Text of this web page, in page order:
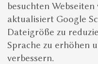
besuchten
aktualisiert Google
Dateigröße zu
Sprache zu erhöhen
verbessern.